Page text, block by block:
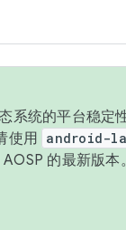
系统的平台稳定
使用 android-
的最新版